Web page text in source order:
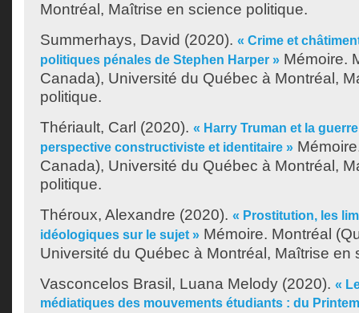
Montréal, Maîtrise en science politique.
Summerhays, David (2020). « Crime et
politiques pénales de Stephen Harper » Mémoire.
Canada), Université du Québec à Montréal,
politique.
Thériault, Carl (2020). « Harry Truman et la
perspective constructiviste et identitaire »
Canada), Université du Québec à Montréal,
politique.
Théroux, Alexandre (2020). « Prostitution, les
idéologiques sur le sujet » Mémoire. Montréal
Université du Québec à Montréal, Maîtrise en
Vasconcelos Brasil, Luana Melody (2020). «
médiatiques des mouvements étudiants : du